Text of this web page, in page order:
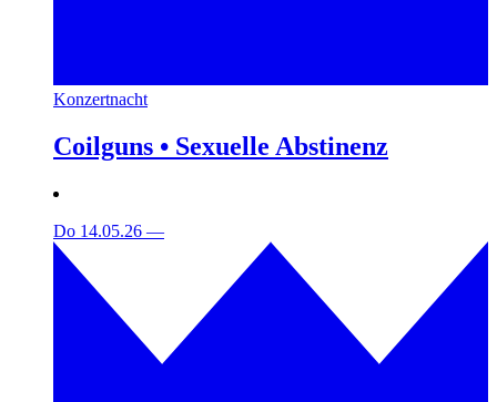
Konzertnacht
Coilguns • Sexuelle Abstinenz
Do 14.05.26 —